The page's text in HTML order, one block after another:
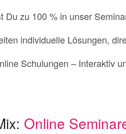
Du zu 100 % in unser
individuelle Lösungen,
Schulungen – Interaktiv
Online